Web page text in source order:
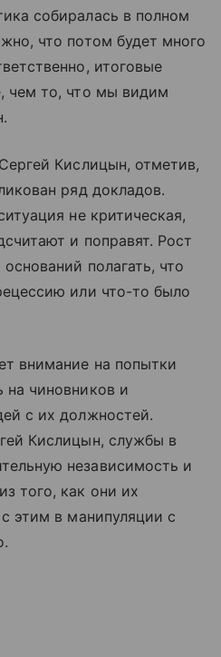
собиралась в полном
что потом будет много
итоговые
чем то, что мы видим
Кислицын, отметив,
ряд докладов.
не критическая,
и поправят. Рост
полагать, что
или что-то было
внимание на попытки
на чиновников и
с их должностей.
Кислицын, службы в
независимость и
того, как они их
этим в манипуляции с